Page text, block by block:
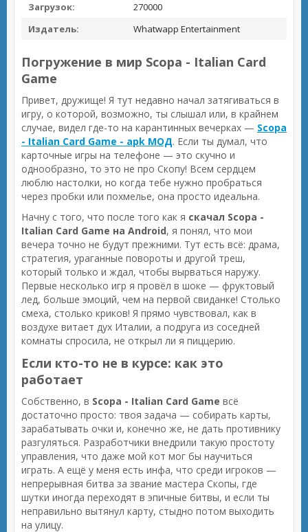
Загрузок:
270000
Издатель:
Whatwapp Entertainment
Погружение в мир Scopa - Italian Card
Game
Привет, дружище! Я тут недавно начал затягиваться в
игру, о которой, возможно, ты слышал или, в крайнем
случае, видел где-то на карантинных вечерках — Scopa
- Italian Card Game - apk МОД. Если ты думал, что
карточные игры на телефоне — это скучно и
однообразно, то это не про Скопу! Всем сердцем
люблю настолки, но когда тебе нужно пробраться
через пробки или похмелье, она просто идеальна.
Начну с того, что после того как я скачал Scopa -
Italian Card Game на Android, я понял, что мои
вечера точно не будут прежними. Тут есть всё: драма,
стратегия, ураганные повороты и другой треш,
который только и ждал, чтобы вырваться наружу.
Первые несколько игр я провёл в шоке — фруктовый
лед, больше эмоций, чем на первой свиданке! Столько
смеха, столько криков! Я прямо чувствовал, как в
воздухе витает дух Италии, а подруга из соседней
комнаты спросила, не открыл ли я пиццерию.
Если кто-то не в курсе: как это
работает
Собственно, в Scopa - Italian Card Game всё
достаточно просто: твоя задача — собирать карты,
зарабатывать очки и, конечно же, не дать противнику
разгуляться. Разработчики внедрили такую простоту
управления, что даже мой кот мог бы научиться
играть. А ещё у меня есть инфа, что среди игроков —
непрерывная битва за звание мастера Скопы, где
шутки иногда переходят в эпичные битвы, и если ты
неправильно вытянул карту, стыдно потом выходить
на улицу.